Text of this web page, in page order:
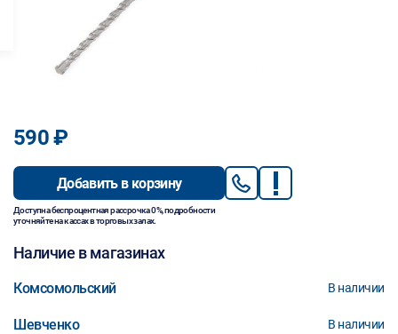
590 ₽
Добавить в корзину
Доступна беспроцентная рассрочка 0%, подробности
уточняйте на кассах в торговых залах.
Наличие в магазинах
Комсомольский В наличии
Шевченко В наличии